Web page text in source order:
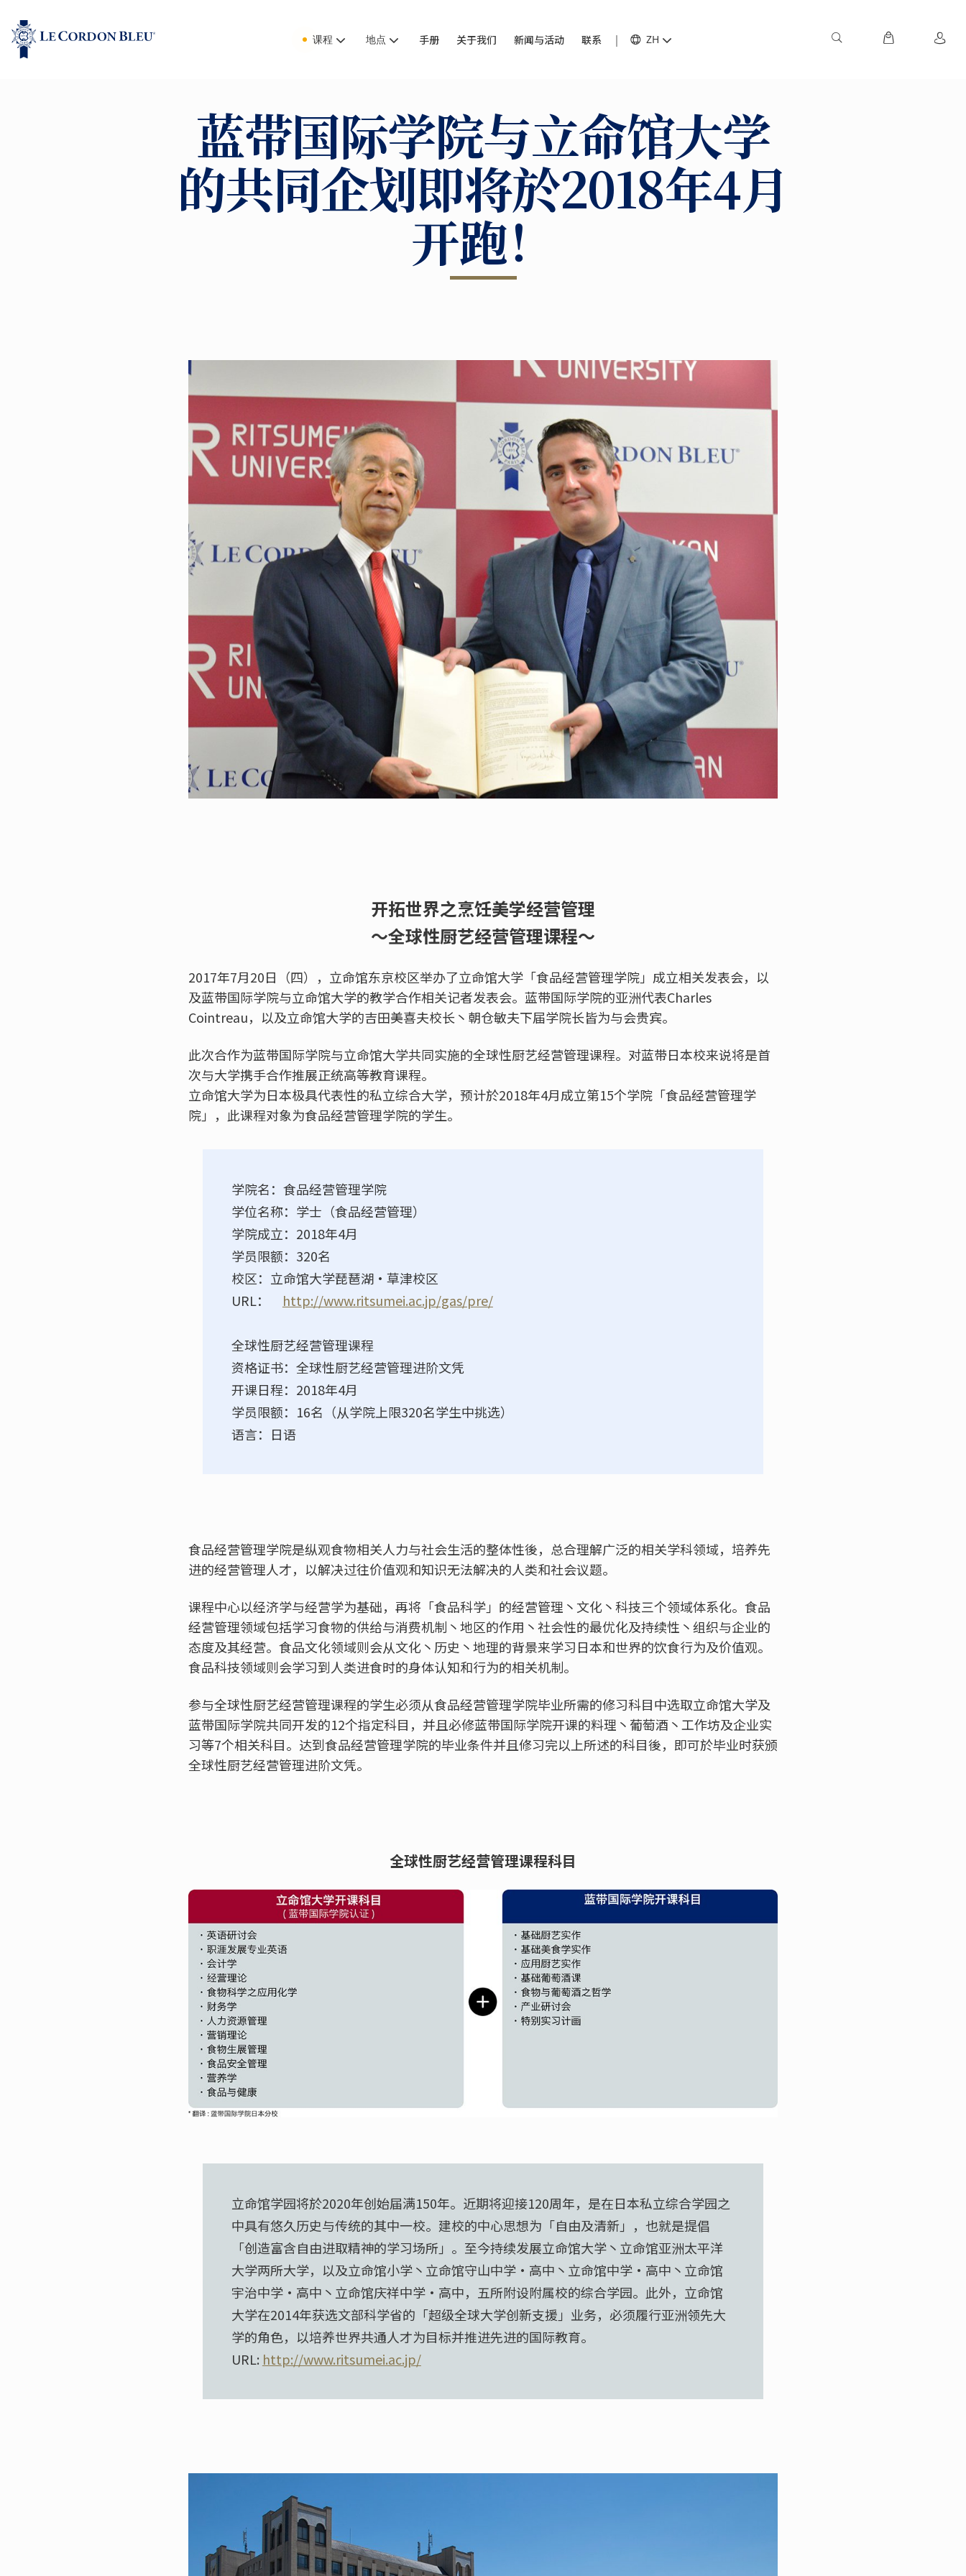
课程 地点 手册 关于我们 新闻与活动 联系 ZH
蓝带国际学院与立命馆大学
的共同企划即将於2018年4月
开跑！
开拓世界之烹饪美学经营管理
～全球性厨艺经营管理课程～
2017年7月20日（四），立命馆东京校区举办了立命馆大学「食品经营管理学院」成立相关发表会，以
及蓝带国际学院与立命馆大学的教学合作相关记者发表会。蓝带国际学院的亚洲代表Charles
Cointreau，以及立命馆大学的吉田美喜夫校长丶朝仓敏夫下届学院长皆为与会贵宾。
此次合作为蓝带国际学院与立命馆大学共同实施的全球性厨艺经营管理课程。对蓝带日本校来说将是首
次与大学携手合作推展正统高等教育课程。
立命馆大学为日本极具代表性的私立综合大学，预计於2018年4月成立第15个学院「食品经营管理学
院」，此课程对象为食品经营管理学院的学生。
学院名：食品经营管理学院
学位名称：学士（食品经营管理）
学院成立：2018年4月
学员限额：320名
校区：立命馆大学琵琶湖·草津校区
URL： http://www.ritsumei.ac.jp/gas/pre/
全球性厨艺经营管理课程
资格证书：全球性厨艺经营管理进阶文凭
开课日程：2018年4月
学员限额：16名（从学院上限320名学生中挑选）
语言：日语
食品经营管理学院是纵观食物相关人力与社会生活的整体性後，总合理解广泛的相关学科领域，培养先
进的经营管理人才，以解决过往价值观和知识无法解决的人类和社会议题。
课程中心以经济学与经营学为基础，再将「食品科学」的经营管理丶文化丶科技三个领域体系化。食品
经营管理领域包括学习食物的供给与消费机制丶地区的作用丶社会性的最优化及持续性丶组织与企业的
态度及其经营。食品文化领域则会从文化丶历史丶地理的背景来学习日本和世界的饮食行为及价值观。
食品科技领域则会学习到人类进食时的身体认知和行为的相关机制。
参与全球性厨艺经营管理课程的学生必须从食品经营管理学院毕业所需的修习科目中选取立命馆大学及
蓝带国际学院共同开发的12个指定科目，并且必修蓝带国际学院开课的料理丶葡萄酒丶工作坊及企业实
习等7个相关科目。达到食品经营管理学院的毕业条件并且修习完以上所述的科目後，即可於毕业时获颁
全球性厨艺经营管理进阶文凭。
全球性厨艺经营管理课程科目
立命馆学园将於2020年创始届满150年。近期将迎接120周年，是在日本私立综合学园之
中具有悠久历史与传统的其中一校。建校的中心思想为「自由及清新」，也就是提倡
「创造富含自由进取精神的学习场所」。至今持续发展立命馆大学丶立命馆亚洲太平洋
大学两所大学，以及立命馆小学丶立命馆守山中学·高中丶立命馆中学·高中丶立命馆
宇治中学·高中丶立命馆庆祥中学·高中，五所附设附属校的综合学园。此外，立命馆
大学在2014年获选文部科学省的「超级全球大学创新支援」业务，必须履行亚洲领先大
学的角色，以培养世界共通人才为目标并推进先进的国际教育。
URL: http://www.ritsumei.ac.jp/